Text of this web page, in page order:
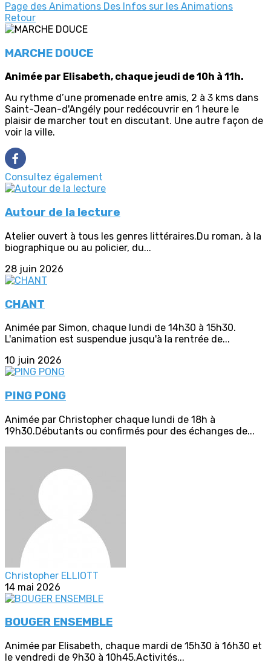
Page des Animations Des Infos sur les Animations
Retour
MARCHE DOUCE
Animée par Elisabeth, chaque jeudi de 10h à 11h.
Au rythme d’une promenade entre amis, 2 à 3 kms dans
Saint-Jean-d'Angély pour redécouvrir en 1 heure le
plaisir de marcher tout en discutant. Une autre façon de
voir la ville.
Consultez également
Autour de la lecture
Atelier ouvert à tous les genres littéraires.Du roman, à la
biographique ou au policier, du...
28 juin 2026
CHANT
Animée par Simon, chaque lundi de 14h30 à 15h30.
L'animation est suspendue jusqu'à la rentrée de...
10 juin 2026
PING PONG
Animée par Christopher chaque lundi de 18h à
19h30.Débutants ou confirmés pour des échanges de...
Christopher ELLIOTT
14 mai 2026
BOUGER ENSEMBLE
Animée par Elisabeth, chaque mardi de 15h30 à 16h30 et
le vendredi de 9h30 à 10h45.Activités...